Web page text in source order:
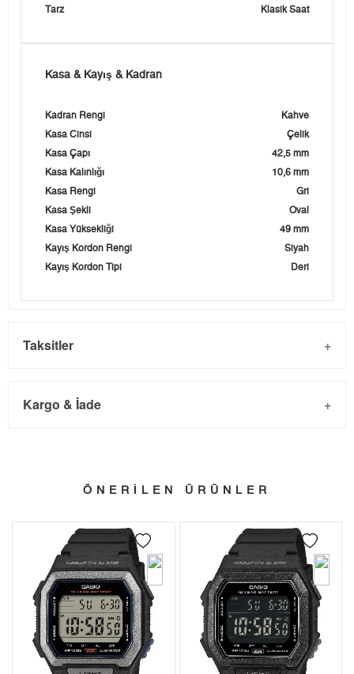
Tarz
Klasik Saat
Kasa & Kayış & Kadran
Kadran Rengi
Kahve
Kasa Cinsi
Çelik
Kasa Çapı
42,5 mm
Kasa Kalınlığı
10,6 mm
Kasa Rengi
Gri
Kasa Şekli
Oval
Kasa Yüksekliği
49 mm
Kayış Kordon Rengi
Siyah
Kayış Kordon Tipi
Deri
Taksitler
Tek Çekim 9.546,55 ₺ 9.546,55 ₺
3.339,12 ₺ 10.017,36 ₺
4 2.554,47 ₺ 10.217,88 ₺
5 2.085,08 ₺ 10.425,40 ₺
6 1.773,79 ₺ 10.642,74 ₺
Kargo & İade
- Sipariş gönderimi 3 iş günü içinde yapılmaktadır. Resmi
- İnternet mağazamızdan yapacağınız tüm alışverişlerde
Türkiye'nin her yerine 2.500₺ ve üzeri alışverişlerde Yurtiçi
Kargo ile ücretsiz gönderilir.
İade
- Kargonuz elinize ulaştığı tarihten itibaren 14 gün içerisinde
iade edebilirsiniz.
ÖNERİLEN ÜRÜNLER